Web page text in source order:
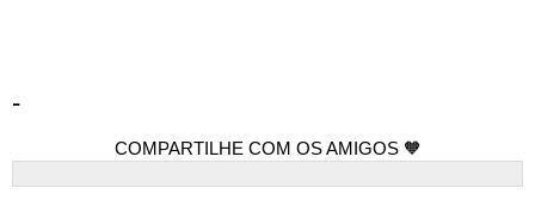
-
COMPARTILHE COM OS AMIGOS 🧡